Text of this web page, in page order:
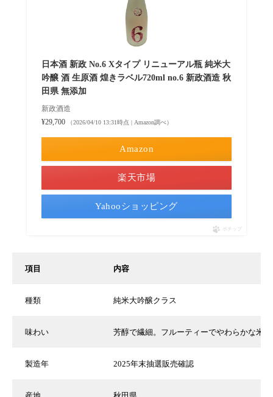
日本酒 新政 No.6 Xタイプ リニューアル瓶 純米大
吟醸 酒 生原酒 煌きラベル720ml no.6 新政酒造 秋
田県 無添加
新政酒造
¥29,700
（2026/04/10 13:31時点 | Amazon調べ）
Amazon
楽天市場
Yahooショッピング
ポチップ
項目 内容
種類 純米大吟醸クラス
味わい 芳醇で繊細。フルーティーでやわらかな米
製造年 2025年末抽選販売確認